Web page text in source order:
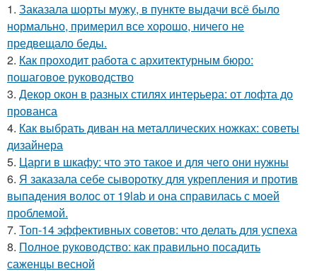
1. Заказала шорты мужу, в пункте выдачи всё было
нормально, примерил все хорошо, ничего не
предвещало беды.
2. Как проходит работа с архитектурным бюро:
пошаговое руководство
3. Декор окон в разных стилях интерьера: от лофта до
прованса
4. Как выбрать диван на металлических ножках: советы
дизайнера
5. Царги в шкафу: что это такое и для чего они нужны
6. Я заказала себе сыворотку для укрепления и против
выпадения волос от 19lab и она справилась с моей
проблемой.
7. Топ-14 эффективных советов: что делать для успеха
8. Полное руководство: как правильно посадить
саженцы весной